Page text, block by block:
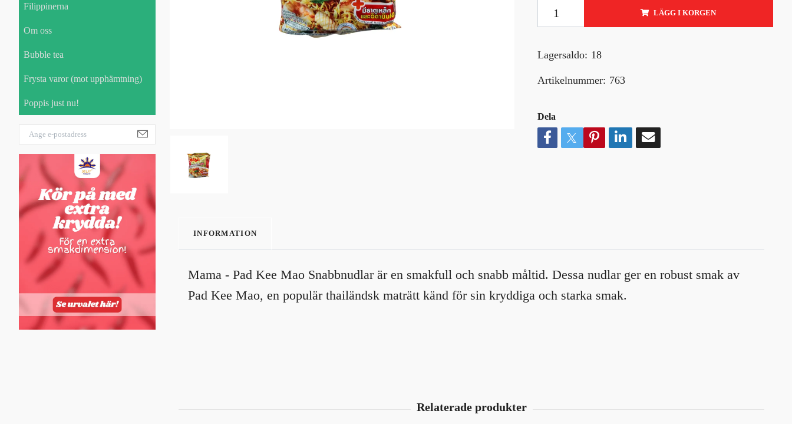
Filippinerna
Om oss
Bubble tea
Frysta varor (mot upphämtning)
Poppis just nu!
LÄGG I KORGEN
Lagersaldo: 18
Artikelnummer: 763
Dela
INFORMATION
Mama - Pad Kee Mao Snabbnudlar är en smakfull och snabb måltid. Dessa nudlar ger en robust smak av
Pad Kee Mao, en populär thailändsk maträtt känd för sin kryddiga och starka smak.